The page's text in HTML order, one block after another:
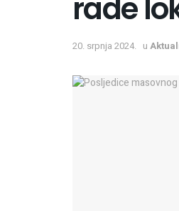
rade
20. srpnja 2024. u